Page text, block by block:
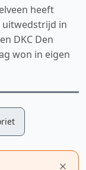
heeft
uitwedstrijd in
DKC Den
won in eigen